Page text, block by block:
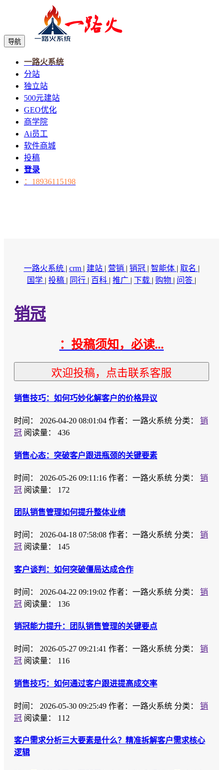
导航
一路火系统
分站
独立站
500元建站
GEO优化
商学院
Ai员工
软件商城
投稿
登录
：18936115198
一路火系统 | crm | 建站 | 营销 | 销冠 | 智能体 | 取名 |
国学 | 投稿 | 同行 | 百科 | 推广 | 下载 | 购物 | 问答 |
销冠
：投稿须知，必读...
欢迎投稿，点击联系客服
销售技巧：如何巧妙化解客户的价格异议
时间： 2026-04-20 08:01:04 作者：一路火系统 分类： 销
冠 阅读量： 436
销售心态：突破客户跟进瓶颈的关键要素
时间： 2026-05-26 09:11:16 作者：一路火系统 分类： 销
冠 阅读量： 172
团队销售管理如何提升整体业绩
时间： 2026-04-18 07:58:08 作者：一路火系统 分类： 销
冠 阅读量： 145
客户谈判：如何突破僵局达成合作
时间： 2026-04-22 09:19:02 作者：一路火系统 分类： 销
冠 阅读量： 136
销冠能力提升：团队销售管理的关键要点
时间： 2026-05-27 09:21:41 作者：一路火系统 分类： 销
冠 阅读量： 116
销售技巧：如何通过客户跟进提高成交率
时间： 2026-05-30 09:25:49 作者：一路火系统 分类： 销
冠 阅读量： 112
客户需求分析三大要素是什么？精准拆解客户需求核心
逻辑